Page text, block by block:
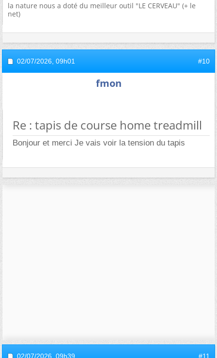
la nature nous a doté du meilleur outil "LE CERVEAU" (+ le
net)
02/07/2026, 09h01 #10
fmon
Re : tapis de course home treadmill
Bonjour et merci Je vais voir la tension du tapis
02/07/2026, 09h39 #11